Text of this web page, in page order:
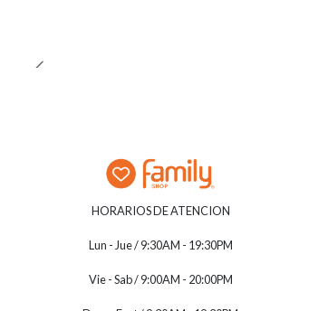
HORARIOS DE ATENCION
Lun - Jue / 9:30AM - 19:30PM
Vie - Sab / 9:00AM - 20:00PM